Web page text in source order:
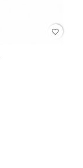
favorite_border